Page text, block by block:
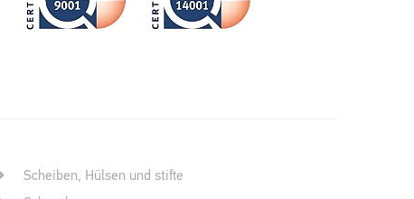
Scheiben, Hülsen und stifte